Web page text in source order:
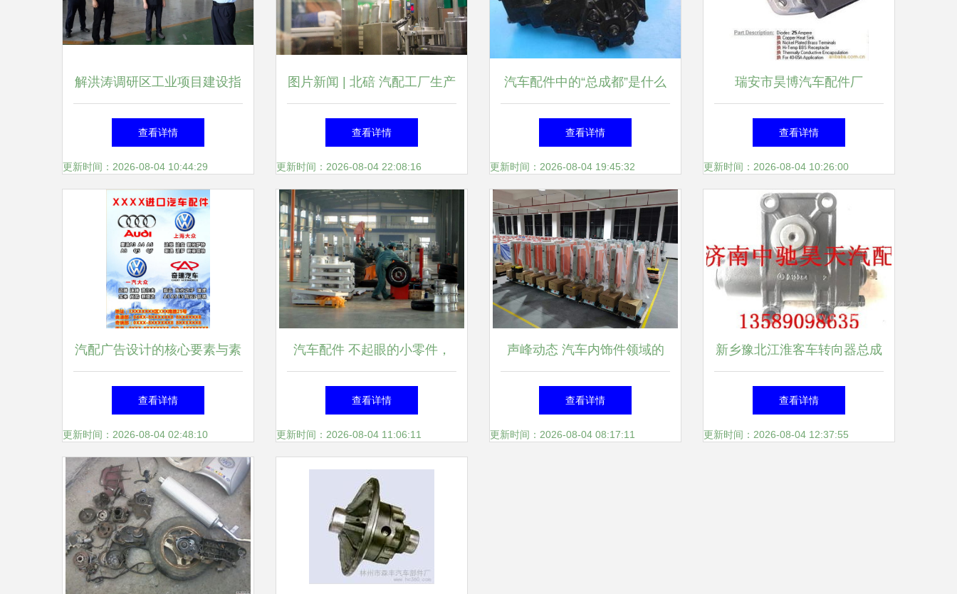
解洪涛调研区工业项目建设指
挥部及汽车内饰件产业发展工
作
查看详情
更新时间：2026-08-04 10:44:29
图片新闻 | 北碚 汽配工厂生产
忙，汽车配件供应喜迎开年
查看详情
更新时间：2026-08-04 22:08:16
汽车配件中的“总成都”是什么
意思？——以汽车内饰件为例
查看详情
更新时间：2026-08-04 19:45:32
瑞安市昊博汽车配件厂
查看详情
更新时间：2026-08-04 10:26:00
汽配广告设计的核心要素与素
材应用指南
查看详情
更新时间：2026-08-04 02:48:10
汽车配件 不起眼的小零件，
却承载着大安全
查看详情
更新时间：2026-08-04 11:06:11
声峰动态 汽车内饰件领域的
创新与突破
查看详情
更新时间：2026-08-04 08:17:11
新乡豫北江淮客车转向器总成
品质与性能的完美结合
查看详情
更新时间：2026-08-04 12:37:55